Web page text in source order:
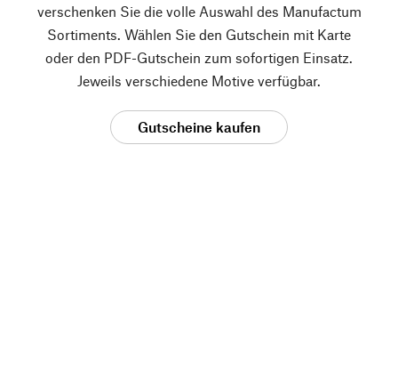
verschenken Sie die volle Auswahl des Manufactum
Sortiments. Wählen Sie den Gutschein mit Karte
oder den PDF-Gutschein zum sofortigen Einsatz.
Jeweils verschiedene Motive verfügbar.
Gutscheine kaufen